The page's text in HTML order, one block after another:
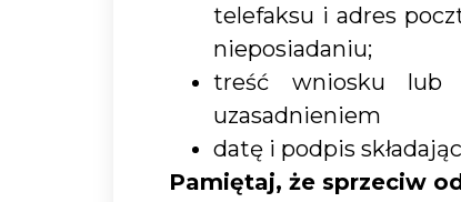
telefaksu i adres
nieposiadaniu;
treść wniosku lub
uzasadnieniem
datę i podpis
Pamiętaj, że sprzeciw